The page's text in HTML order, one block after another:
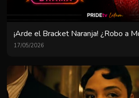
¡Arde el Bracket Naranja! ¿Robo a
17/05/2026